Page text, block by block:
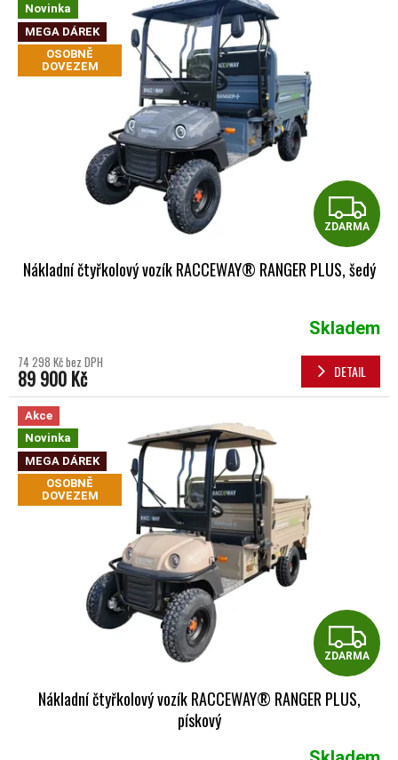
Novinka
MEGA DÁREK
OSOBNĚ
DOVEZEM
ZDARMA
Nákladní čtyřkolový vozík RACCEWAY® RANGER PLUS, šedý
Skladem
74 298 Kč bez DPH
89 900 Kč DETAIL
Akce
Novinka
MEGA DÁREK
OSOBNĚ
DOVEZEM
ZDARMA
Nákladní čtyřkolový vozík RACCEWAY® RANGER PLUS,
pískový